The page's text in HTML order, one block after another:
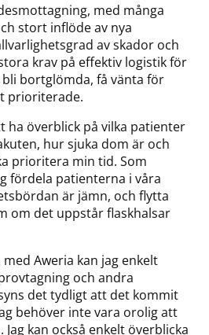
med många
stort inflöde av nya
av skador och
krav på effektiv logistik för
bortglömda, få vänta för
prioriterade.
ha överblick på vilka patienter
hur sjuka dom är och
prioritera min tid. Som
fördela patienterna i våra
är jämn, och flytta
om det uppstår flaskhalsar
Aweria kan jag enkelt
och andra
det tydligt att det kommit
behöver inte vara orolig att
kan också enkelt överblicka